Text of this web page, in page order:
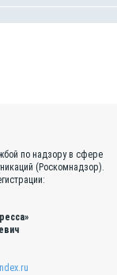
по надзору в сфере
(Роскомнадзор).